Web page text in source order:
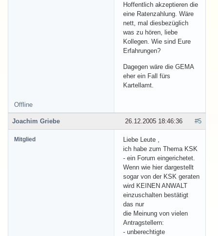
Hoffentlich akzeptieren die
eine Ratenzahlung. Wäre
nett, mal diesbezüglich
was zu hören, liebe
Kollegen. Wie sind Eure
Erfahrungen?
Dagegen wäre die GEMA
eher ein Fall fürs
Kartellamt.
Offline
#5
26.12.2005 18:46:36
Joachim Griebe
Mitglied
Liebe Leute ,
ich habe zum Thema KSK
- ein Forum eingerichetet.
Wenn wie hier dargestellt
sogar von der KSK geraten
wird KEINEN ANWALT
einzuschalten bestätigt
das nur
die Meinung von vielen
Antragstellern:
- unberechtigte